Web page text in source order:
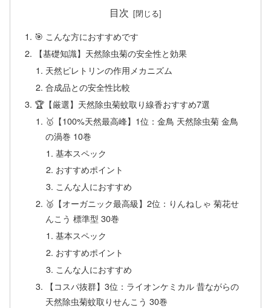
目次
🎯 こんな方におすすめです
【基礎知識】天然除虫菊の安全性と効果
天然ピレトリンの作用メカニズム
合成品との安全性比較
🏆【厳選】天然除虫菊蚊取り線香おすすめ7選
🥇【100%天然最高峰】1位：金鳥 天然除虫菊 金鳥
の渦巻 10巻
基本スペック
おすすめポイント
こんな人におすすめ
🥈【オーガニック最高級】2位：りんねしゃ 菊花せ
んこう 標準型 30巻
基本スペック
おすすめポイント
こんな人におすすめ
【コスパ抜群】3位：ライオンケミカル 昔ながらの
天然除虫菊蚊取りせんこう 30巻